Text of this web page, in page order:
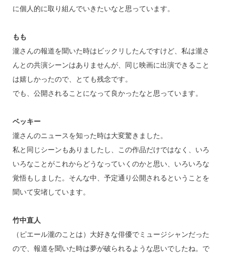
に個人的に取り組んでいきたいなと思っています。
もも
瀧さんの報道を聞いた時はビックリしたんですけど、私は瀧さ
んとの共演シーンはありませんが、同じ映画に出演できること
は嬉しかったので、とても残念です。
でも、公開されることになって良かったなと思っています。
ベッキー
瀧さんのニュースを知った時は大変驚きました。
私と同じシーンもありましたし、この作品だけではなく、いろ
いろなことがこれからどうなっていくのかと思い、いろいろな
覚悟もしました。そんな中、予定通り公開されるということを
聞いて安堵しています。
竹中直人
（ピエール瀧のことは）大好きな俳優でミュージシャンだった
ので、報道を聞いた時は夢が破られるような思いでしたね。で